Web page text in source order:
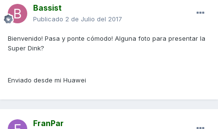
Bassist
Publicado 2 de Julio del 2017
Bienvenido! Pasa y ponte cómodo! Alguna foto para presentar la
Super Dink?
Enviado desde mi Huawei
FranPar